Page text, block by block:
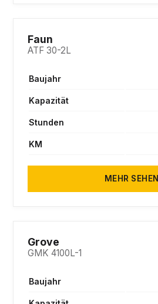
Faun
ATF 30-2L
Baujahr
Kapazität
Stunden
KM
MEHR SEHEN
Grove
GMK 4100L-1
Baujahr